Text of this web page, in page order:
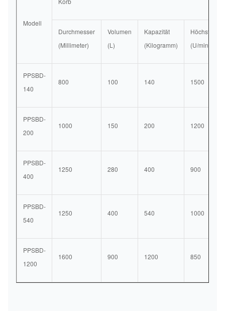
Modell
Durchmesser
(Millimeter)
Volumen
(L)
Kapazität
(Kilogramm)
(U/min)
PPSBD-
140
800 100 140 1500
PPSBD-
200
1000 150 200 1200
PPSBD-
400
1250 280 400 900
PPSBD-
540
1250 400 540 1000
PPSBD-
1200
1600 900 1200 850